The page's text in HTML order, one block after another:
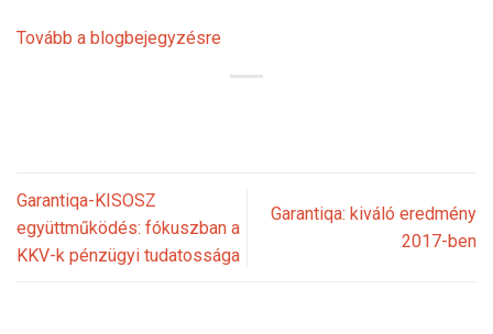
Tovább a blogbejegyzésre
Garantiqa-KISOSZ
együttműködés: fókuszban a
KKV-k pénzügyi tudatossága
Garantiqa: kiváló eredmény
2017-ben